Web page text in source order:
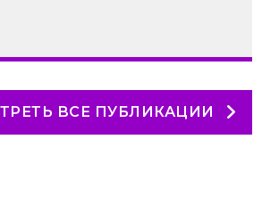
ВСЕ ПУБЛИКАЦИИ